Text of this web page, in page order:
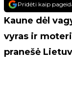
Pridėti kaip
Kaune dėl
vyras ir
pranešė